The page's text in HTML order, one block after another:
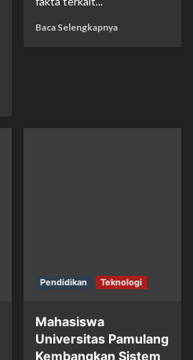
Baca Selengkapnya
Pendidikan Teknologi
Mahasiswa
Universitas Pamulang
Kembangkan Sistem